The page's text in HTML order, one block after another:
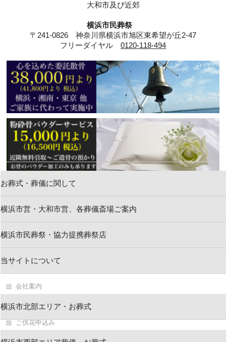
大和市及び近郊
横浜市民葬祭
〒241-0826 神奈川県横浜市旭区東希望が丘2-47
フリーダイヤル 0120-118-494
お葬式・葬儀に関して
横浜市営・大和市営、各葬儀斎場ご案内
横浜市民葬祭・協力提携葬祭店
当サイトについて
横浜市北部エリア・お葬式
新着情報
お問い合わせ
会社案内
葬儀・お葬式ブログ
ご供花申込み